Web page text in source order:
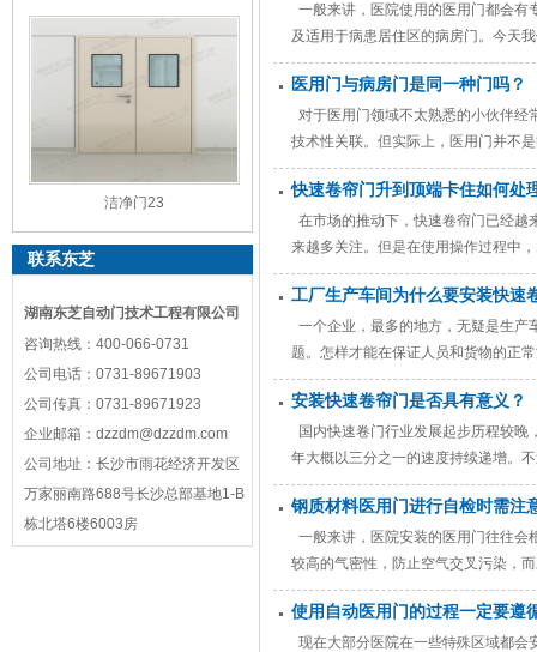
洁净门23
联系东芝
湖南东芝自动门技术工程有限公司
咨询热线： 400-066-0731
公司电话： 0731-89671903
公司传真： 0731-89671923
企业邮箱： dzzdm@dzzdm.com
公司地址： 长沙市雨花经济开发区
万家丽南路688号长沙总部基地1-B
栋北塔6楼6003房
一般来讲，医院使用的医用门都会有
及适用于病患居住区的病房门。今天
特性 医院每天的清洁工作对病房门而
医用门与病房门是同一种门吗？
对于医用门领域不太熟悉的小伙伴经
技术性关联。但实际上，医用门并不
定差别的。医用门的含括范围更广，
快速卷帘门升到顶端卡住如何处
在市场的推动下，快速卷帘门已经越
来越多关注。但是在使用操作过程中
门升到顶端后被卡住的处理方法，希
帘门升到顶端后
工厂生产车间为什么要安装快速
一个企业，最多的地方，无疑是生产
题。怎样才能在保证人员和货物的正
发，快速卷帘门应运而生。 快速卷帘
备的最佳效果，
安装快速卷帘门是否具有意义？
国内快速卷门行业发展起步历程较
年大概以三分之一的速度持续递增。
的意义在哪里？本文就为大家探索一
钢质材料医用门进行自检时需注
一般来讲，医院安装的医用门往往会
较高的气密性，防止空气交叉污染，
比较适用于易起火的区域，因为它具
处。 &nbs
使用自动医用门的过程一定要遵
现在大部分医院在一些特殊区域都会